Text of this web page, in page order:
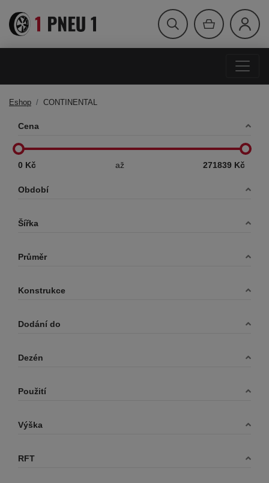
Eshop CONTINENTAL
Cena
0 Kč až 271839 Kč
Období
Šířka
Průměr
Konstrukce
Dodání do
Dezén
Použití
Výška
RFT